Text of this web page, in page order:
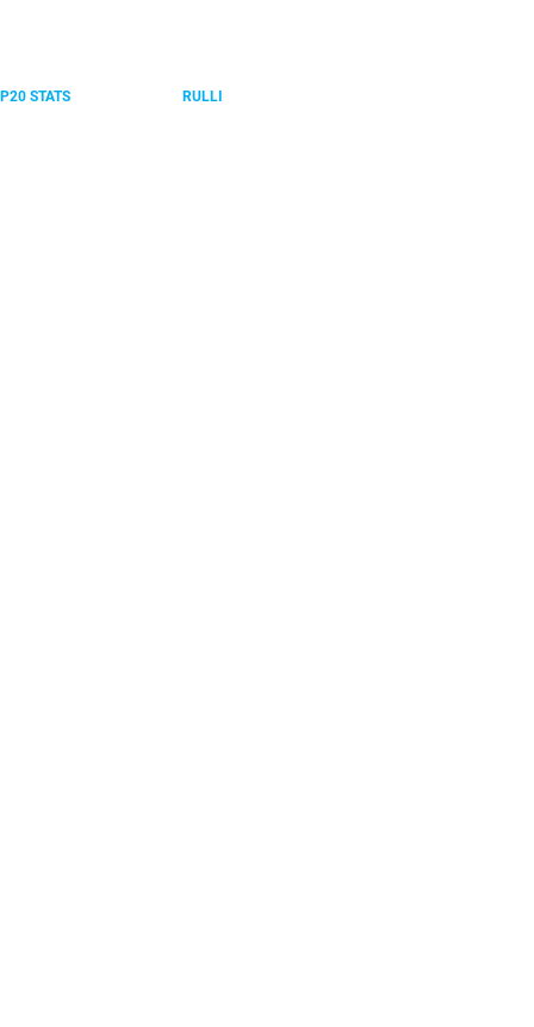
STATS RULLI